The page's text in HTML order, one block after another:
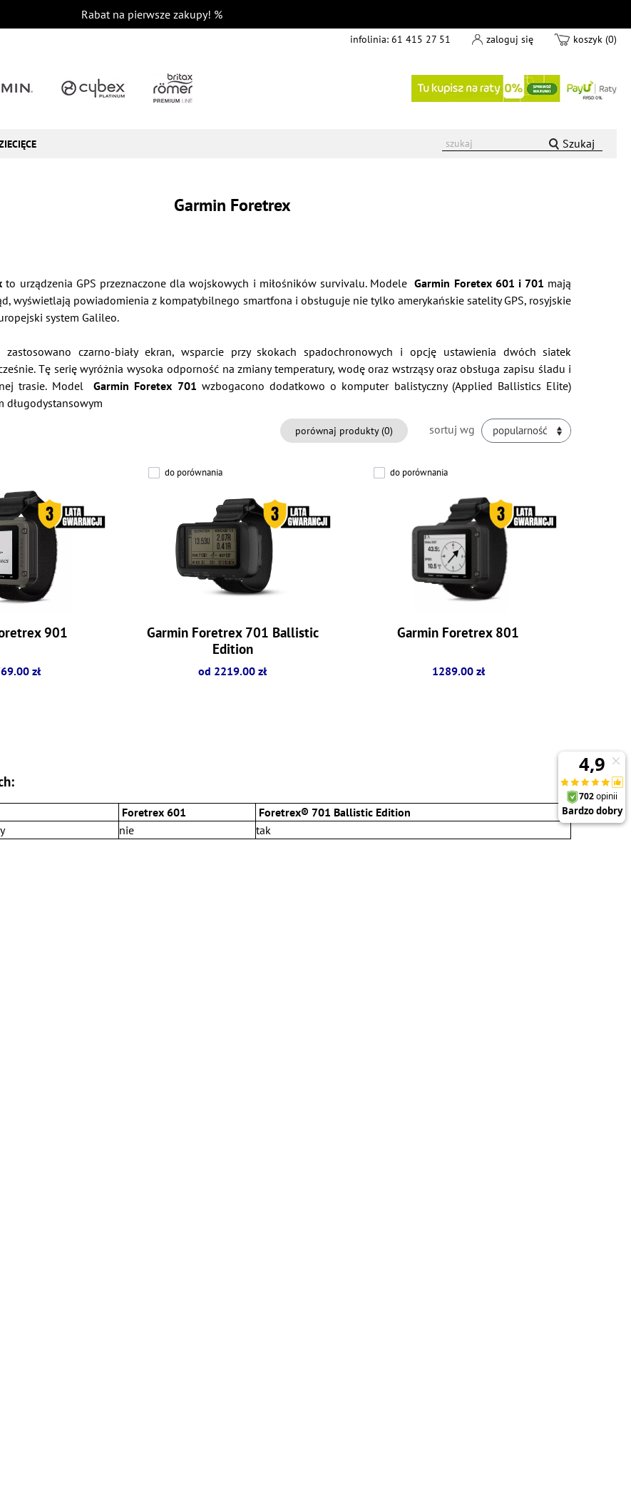
Rabat na pierwsze zakupy! %
infolinia: 61 415 27 51 zaloguj się koszyk (0)
Szukaj
Garmin Foretrex
to urządzenia GPS przeznaczone dla wojskowych i miłośników survivalu. ModeleGarmin Foretex 601 i 701 mają
wyświetlają powiadomienia z kompatybilnego smartfona i obsługuje nie tylko amerykańskie satelity GPS, rosyjskie
system Galileo.
zastosowano czarno-biały ekran, wsparcie przy skokach spadochronowych i opcję ustawienia dwóch siatek
Tę serię wyróżnia wysoka odporność na zmiany temperatury, wodę oraz wstrząsy oraz obsługa zapisu śladu i
trasie. ModelGarmin Foretex 701 wzbogacono dodatkowo o komputer balistyczny (Applied Ballistics Elite)
długodystansowym
sortuj wg
popularność
porównaj produkty (0)
901
zł
do porównania
Garmin Foretrex 701 Ballistic
Edition
od 2219.00 zł
do porównania
Garmin Foretrex 801
1289.00 zł
Foretrex 601
Foretrex® 701 Ballistic Edition
nie tak